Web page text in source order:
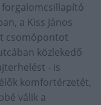
a Kiss János
csomópontot
közlekedő
- is
komfortérzetét,
válik a